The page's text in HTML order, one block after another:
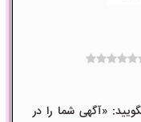
«آگهی شما را در